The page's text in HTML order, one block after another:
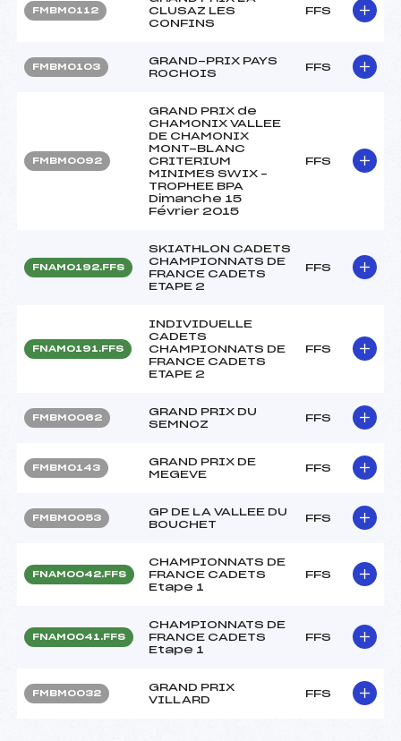
FMBM0112
CLUSAZ LES
CONFINS
FFS
FMBM0103
GRAND-PRIX PAYS
ROCHOIS
FFS
FMBM0092
GRAND PRIX de
CHAMONIX VALLEE
DE CHAMONIX
MONT-BLANC
CRITERIUM
MINIMES SWIX –
TROPHEE BPA
Dimanche 15
Février 2015
FFS
FNAM0192.FFS
SKIATHLON CADETS
CHAMPIONNATS DE
FRANCE CADETS
ETAPE 2
FFS
FNAM0191.FFS
INDIVIDUELLE
CADETS
CHAMPIONNATS DE
FRANCE CADETS
ETAPE 2
FFS
FMBM0062
GRAND PRIX DU
SEMNOZ
FFS
FMBM0143
GRAND PRIX DE
MEGEVE
FFS
FMBM0053
GP DE LA VALLEE DU
BOUCHET
FFS
FNAM0042.FFS
CHAMPIONNATS DE
FRANCE CADETS
Etape 1
FFS
FNAM0041.FFS
CHAMPIONNATS DE
FRANCE CADETS
Etape 1
FFS
FMBM0032
GRAND PRIX
VILLARD
FFS